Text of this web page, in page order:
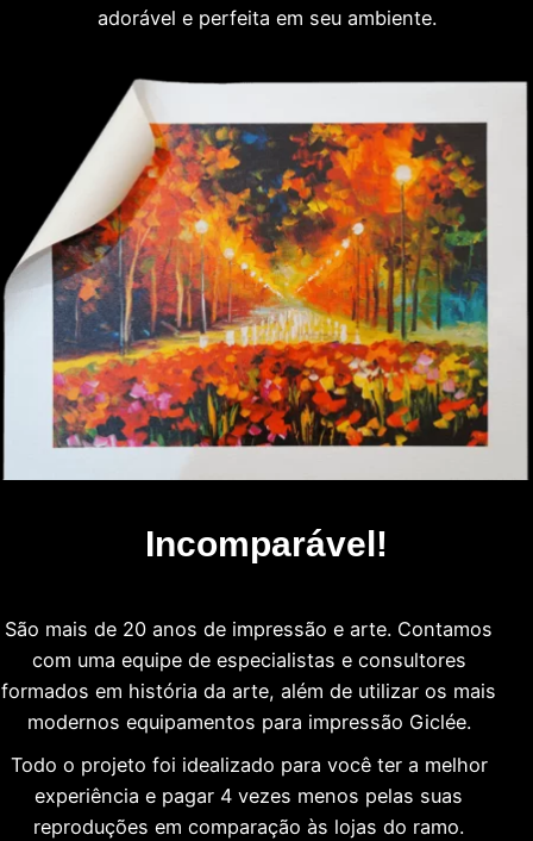
adorável e perfeita em seu ambiente.
Incomparável!
São mais de 20 anos de impressão e arte. Contamos
com uma equipe de especialistas e consultores
formados em história da arte, além de utilizar os mais
modernos equipamentos para impressão Giclée.
Todo o projeto foi idealizado para você ter a melhor
experiência e pagar 4 vezes menos pelas suas
reproduções em comparação às lojas do ramo.